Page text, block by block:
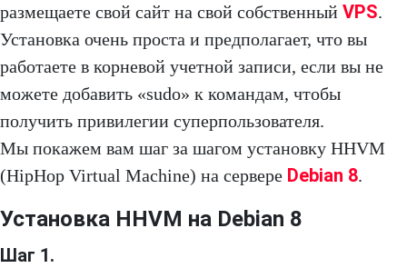
размещаете свой сайт на свой собственный VPS.
Установка очень проста и предполагает, что вы
работаете в корневой учетной записи, если вы не
можете добавить «sudo» к командам, чтобы
получить привилегии суперпользователя.
Мы покажем вам шаг за шагом установку HHVM
(HipHop Virtual Machine) на сервере Debian 8.
Установка HHVM на Debian 8
Шаг 1.